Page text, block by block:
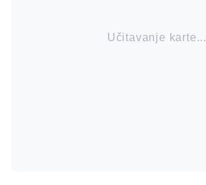
Učitavanje karte...